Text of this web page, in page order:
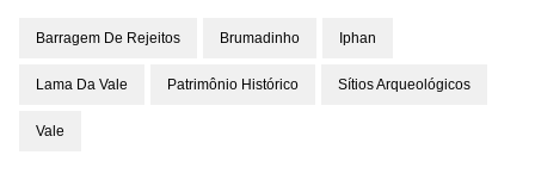
Barragem De Rejeitos Brumadinho Iphan
Lama Da Vale Patrimônio Histórico Sítios Arqueológicos
Vale